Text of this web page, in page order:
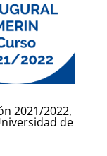
2021/2022,
de